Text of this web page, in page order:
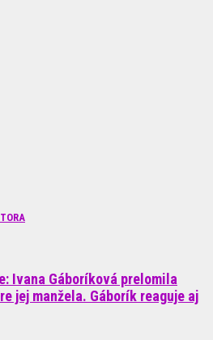
Ivana Gáboríková prelomila
jej manžela. Gáborík reaguje aj